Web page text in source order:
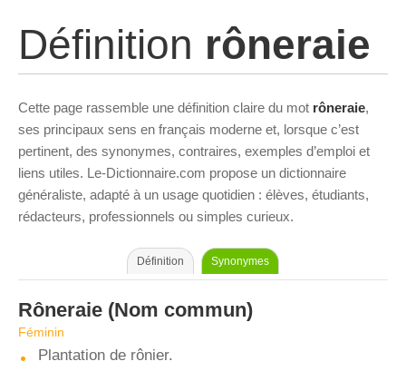
Définition rôneraie
Cette page rassemble une définition claire du mot rôneraie,
ses principaux sens en français moderne et, lorsque c’est
pertinent, des synonymes, contraires, exemples d’emploi et
liens utiles. Le-Dictionnaire.com propose un dictionnaire
généraliste, adapté à un usage quotidien : élèves, étudiants,
rédacteurs, professionnels ou simples curieux.
Définition Synonymes
Rôneraie (Nom commun)
Féminin
Plantation de rônier.